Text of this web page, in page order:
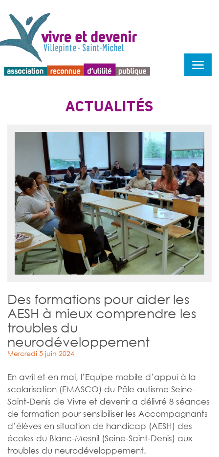
ACTUALITÉS
Des formations pour aider les
AESH à mieux comprendre les
troubles du
neurodéveloppement
Mercredi 5 juin 2024
En avril et en mai, l’Equipe mobile d’appui à la
scolarisation (EMASCO) du Pôle autisme Seine-
Saint-Denis de Vivre et devenir a délivré 8 séances
de formation pour sensibiliser les Accompagnants
d’élèves en situation de handicap (AESH) des
écoles du Blanc-Mesnil (Seine-Saint-Denis) aux
troubles du neurodéveloppement.